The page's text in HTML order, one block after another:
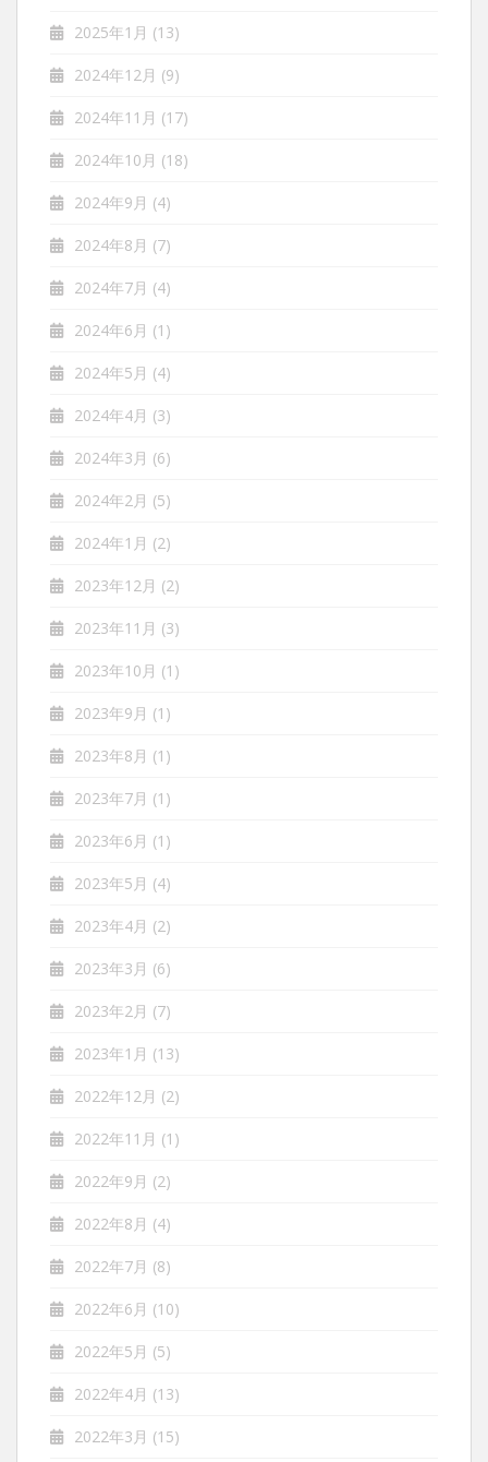
2025年1月 (13)
2024年12月 (9)
2024年11月 (17)
2024年10月 (18)
2024年9月 (4)
2024年8月 (7)
2024年7月 (4)
2024年6月 (1)
2024年5月 (4)
2024年4月 (3)
2024年3月 (6)
2024年2月 (5)
2024年1月 (2)
2023年12月 (2)
2023年11月 (3)
2023年10月 (1)
2023年9月 (1)
2023年8月 (1)
2023年7月 (1)
2023年6月 (1)
2023年5月 (4)
2023年4月 (2)
2023年3月 (6)
2023年2月 (7)
2023年1月 (13)
2022年12月 (2)
2022年11月 (1)
2022年9月 (2)
2022年8月 (4)
2022年7月 (8)
2022年6月 (10)
2022年5月 (5)
2022年4月 (13)
2022年3月 (15)